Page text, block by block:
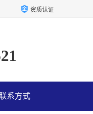
资质认证
系方式